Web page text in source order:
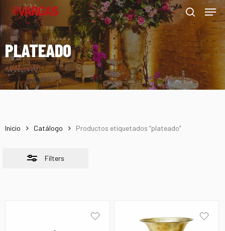
Skip
main
content
search
Menu
PLATEADO
Inicio Catálogo Productos etiquetados “plateado”
Filters
Close
Filters
Menu